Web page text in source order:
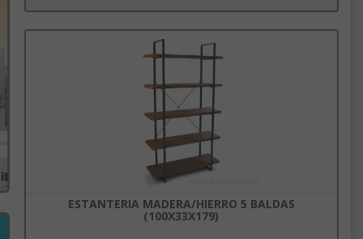
Añadir a la cesta
ESTANTERIA MADERA/HIERRO 5 BALDAS
(100X33X179)